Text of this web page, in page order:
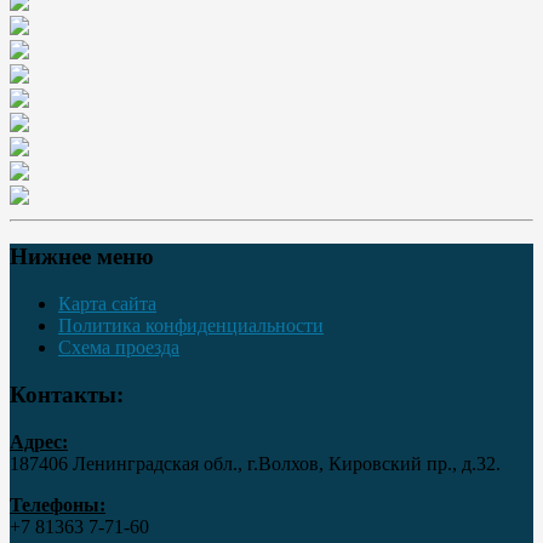
Нижнее меню
Карта сайта
Политика конфиденциальности
Схема проезда
Контакты:
Адрес:
187406 Ленинградская обл., г.Волхов, Кировский пр., д.32.
Телефоны:
+7 81363 7‑71-60